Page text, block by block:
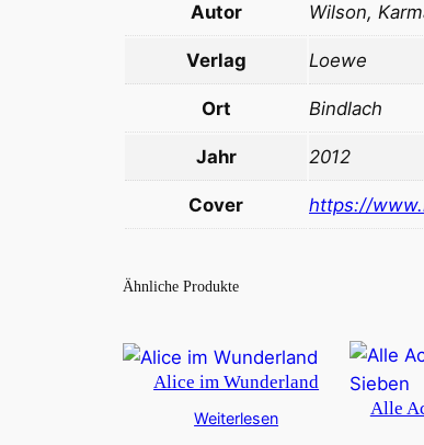
Autor Wilson,
Verlag Loewe
Ort Bindlach
Jahr 2012
Cover https://
Ähnliche Produkte
Alice im Wunderland
Weiterlesen
Alle